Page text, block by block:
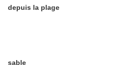
depuis la plage
sable